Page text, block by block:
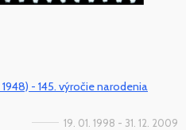
- 145. výročie narodenia
19. 01. 1998 - 31. 12. 2009